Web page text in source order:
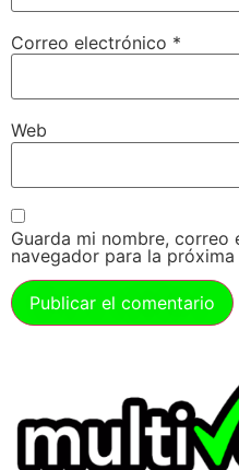
Correo electrónico *
Web
Guarda mi nombre,
navegador para la